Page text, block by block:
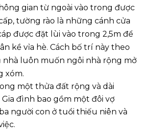
gian từ ngoài vào trong được
tường rào là những cánh cửa
được đặt lùi vào trong 2,5m để
kề vỉa hè. Cách bố trí này theo
nhà luôn muốn ngôi nhà rộng mở
xóm.
một thửa đất rộng và dài
Gia đình bao gồm một đôi vợ
người con ở tuổi thiếu niên và